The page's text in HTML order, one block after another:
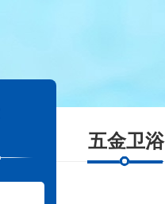
五金卫浴